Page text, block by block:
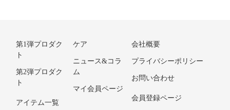
第1弾プロダク
ト
第2弾プロダク
ト
アイテム一覧
ケア
ニュース&コラ
ム
マイ会員ページ
会社概要
プライバシーポリシー
お問い合わせ
会員登録ページ